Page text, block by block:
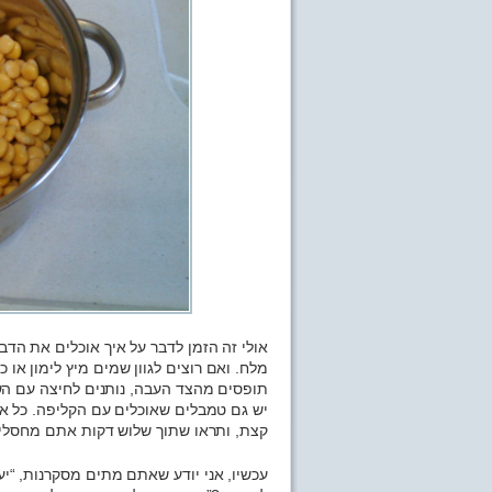
אולי זה הזמן לדבר על איך אוכלים את
מלח. ואם רוצים לגוון שמים מיץ לימון
תופסים מהצד העבה, נותנים לחיצה עם
יש גם טמבלים שאוכלים עם הקליפה. כל
קצת, ותראו שתוך שלוש דקות אתם
עכשיו, אני יודע שאתם מתים מסקרנות,